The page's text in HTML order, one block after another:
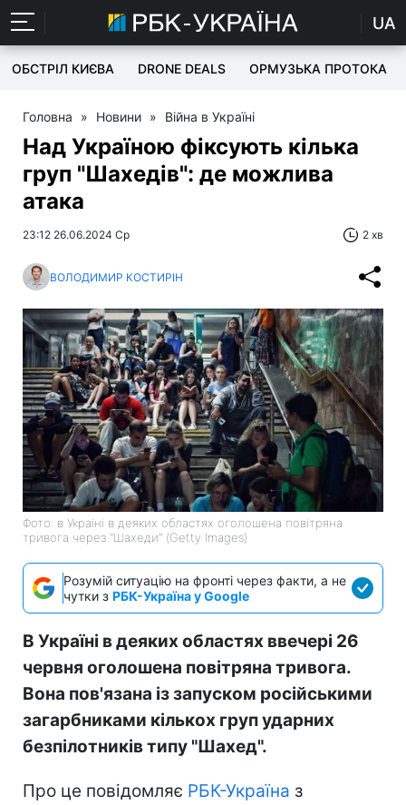
UA
ОБСТРІЛ КИЄВА DRONE DEALS ОРМУЗЬКА ПРОТОКА
Головна » Новини » Війна в Україні
Над Україною фіксують кілька
груп "Шахедів": де можлива
атака
23:12 26.06.2024 Ср 2 хв
ВОЛОДИМИР КОСТИРІН
Фото: в Україні в деяких областях оголошена повітряна
тривога через "Шахеди" (Getty Images)
Розумій ситуацію на фронті через факти, а не
чутки з РБК-Україна у Google
В Україні в деяких областях ввечері 26
червня оголошена повітряна тривога.
Вона пов'язана із запуском російськими
загарбниками кількох груп ударних
безпілотників типу "Шахед".
Про це повідомляє РБК-Україна з